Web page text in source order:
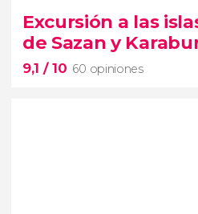
19 opiniones
excursión a Corfú
Saranda
capital de la isla griega
Excursión a las
de Sazan y
9,1 / 10 60 opiniones